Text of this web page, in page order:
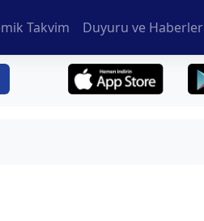
Takvim Duyuru ve Haberler